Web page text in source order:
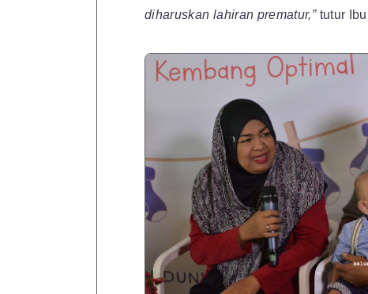
diharuskan lahiran prematur,” tutur